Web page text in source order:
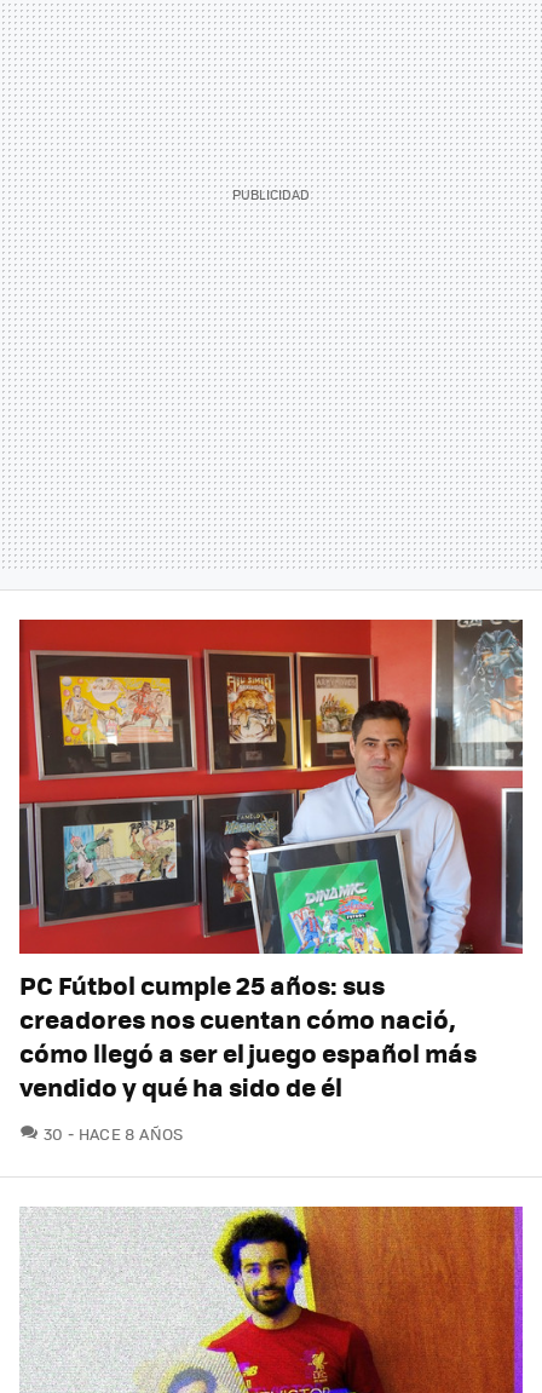
PC Fútbol cumple 25 años: sus
creadores nos cuentan cómo nació,
cómo llegó a ser el juego español más
vendido y qué ha sido de él
30 COMENTARIOS
HACE 8 AÑOS